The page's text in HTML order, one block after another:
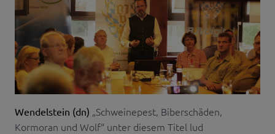
Wendelstein (dn) „Schweinepest, Biberschäden,
Kormoran und Wolf“ unter diesem Titel lud